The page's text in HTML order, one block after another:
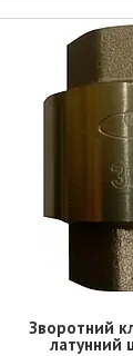
Зворотний
латунний